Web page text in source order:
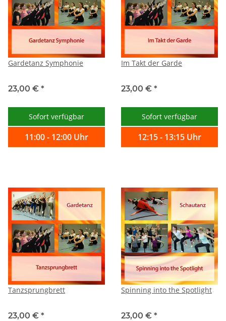
Gardetanz Symphonie
23,00 € *
Sofort verfügbar
11:00 - 12:00 Uhr
Im Takt der Garde
23,00 € *
Sofort verfügbar
12:15 - 13:15 Uhr
Tanzsprungbrett
23,00 € *
Spinning into the Spotlight
23,00 € *